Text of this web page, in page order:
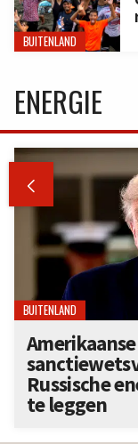
BUITENLAND
ENERGIE

BUITENLAND
Russische
te leggen